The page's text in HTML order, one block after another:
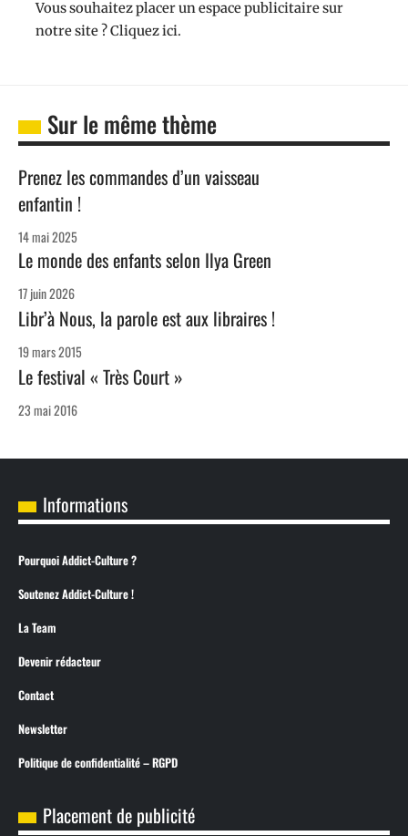
Vous souhaitez placer un espace publicitaire sur
notre site ? Cliquez ici.
Sur le même thème
Prenez les commandes d’un vaisseau
enfantin !
14 mai 2025
Le monde des enfants selon Ilya Green
17 juin 2026
Libr’à Nous, la parole est aux libraires !
19 mars 2015
Le festival « Très Court »
23 mai 2016
Informations
Pourquoi Addict-Culture ?
Soutenez Addict-Culture !
La Team
Devenir rédacteur
Contact
Newsletter
Politique de confidentialité – RGPD
Placement de publicité